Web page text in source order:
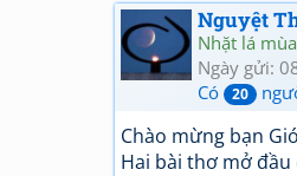
Nguyệt
Nhặt lá
Ngày gửi:
Có
20
Chào mừng bạn
Hai bài thơ mở